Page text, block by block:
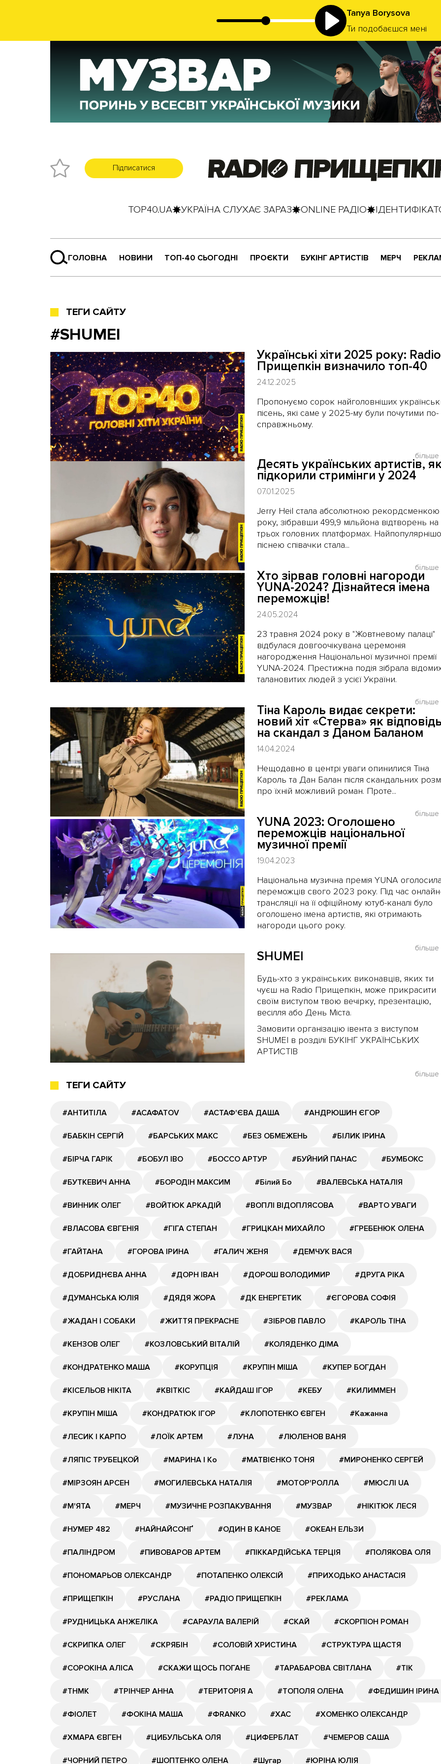
Tanya Borysova
Ти подобаєшся мені
Підписатися
TOP40.UA УКРАЇНА СЛУХАЄ ЗАРАЗ ONLINE РАДІО
ГОЛОВНА НОВИНИ ТОП-40 СЬОГОДНІ ПРОЄКТИ
NEW NAME
СУЧАСНЕ УКРАЇНСЬКЕ КАРАОКЕ
БУКІНГ АРТИСТІВ МЕРЧ
ТЕГИ САЙТУ
#SHUMEI
Українські хіти 2025 року: Radio
Прищепкін визначило топ-40
24.12.2025
Пропонуємо сорок найголовніших
пісень, які саме у 2025-му були почутими по-
справжньому.
більше
Десять українських артистів,
підкорили стримінги у 2024
07.01.2025
Jerry Heil стала абсолютною рекордсменкою
року, зібравши 499,9 мільйона відтворень на
трьох головних платформах.
піснею співачки стала...
більше
Хто зірвав головні нагороди
YUNA-2024? Дізнайтеся імена
переможців!
24.05.2024
​23 травня 2024 року в "Жовтневому палаці"
відбулася довгоочікувана церемонія
нагородження Національної музичної премії
YUNA-2024. Престижна подія зібрала
талановитих людей з усієї України.
більше
Тіна Кароль видає секрети:
новий хіт «Стерва» як
на скандал з Даном Баланом
14.04.2024
Нещодавно в центрі уваги опинилися Тіна
Кароль та Дан Балан після скандальних
про їхній можливий роман. Проте...
більше
YUNA 2023: Оголошено
переможців національної
музичної премії
19.04.2023
Національна музична премія YUNA
переможців свого 2023 року. Під час
трансляції на її офіційному ютуб-каналі було
оголошено імена артистів, які отримають
нагороди цього року.
більше
SHUMEI
Будь-хто з українських виконавців, яких ти
чуєш на Radio Прищепкін, може прикрасити
своїм виступом твою вечірку, презентацію,
весілля або День Міста.
Замовити організацію івента з виступом
SHUMEI в розділі БУКІНГ УКРАЇНСЬКИХ
АРТИСТІВ
більше
ТЕГИ САЙТУ
#АНТИТІЛА #АСАФАТОV #АСТАФ'ЄВА ДАША #АНДРЮШИН ЄГОР
#БАБКІН СЕРГІЙ #БАРСЬКИХ МАКС #БЕЗ ОБМЕЖЕНЬ #БІЛИК ІРИНА
#БІРЧА ГАРІК #БОБУЛ ІВО #БОССО АРТУР #БУЙНИЙ ПАНАС #БУМБОКС
#БУТКЕВИЧ АННА #БОРОДІН МАКСИМ #Білий Бо #ВАЛЕВСЬКА НАТАЛІЯ
#ВИННИК ОЛЕГ #ВОЙТЮК АРКАДІЙ #ВОПЛІ ВІДОПЛЯСОВА #ВАРТО УВАГИ
#ВЛАСОВА ЄВГЕНІЯ #ГІГА СТЕПАН #ГРИЦКАН МИХАЙЛО #ГРЕБЕНЮК ОЛЕНА
#ГАЙТАНА #ГОРОВА ІРИНА #ГАЛИЧ ЖЕНЯ #ДЕМЧУК ВАСЯ
#ДОБРИДНЄВА АННА #ДОРН ІВАН #ДОРОШ ВОЛОДИМИР #ДРУГА РІКА
#ДУМАНСЬКА ЮЛІЯ #ДЯДЯ ЖОРА #ДК ЕНЕРГЕТИК #ЄГОРОВА СОФІЯ
#ЖАДАН І СОБАКИ #ЖИТТЯ ПРЕКРАСНЕ #ЗІБРОВ ПАВЛО #КАРОЛЬ ТІНА
#КЕНЗОВ ОЛЕГ #КОЗЛОВСЬКИЙ ВІТАЛІЙ #КОЛЯДЕНКО ДІМА
#КОНДРАТЕНКО МАША #КОРУПЦІЯ #КРУПІН МІША #КУПЕР БОГДАН
#КІСЕЛЬОВ НІКІТА #КВІТКІС #КАЙДАШ ІГОР #КЕБУ #КИЛИММЕН
#КРУПІН МІША #КОНДРАТЮК ІГОР #КЛОПОТЕНКО ЄВГЕН #Кажанна
#ЛЕСИК І КАРПО #ЛОЇК АРТЕМ #ЛУНА #ЛЮЛЕНОВ ВАНЯ
#ЛЯПІС ТРУБЕЦКОЙ #МАРИНА І Ко #МАТВІЄНКО ТОНЯ #МИРОНЕНКО СЕРГЕЙ
#МІРЗОЯН АРСЕН #МОГИЛЕВСЬКА НАТАЛІЯ #МОТОР'РОЛЛА #МЮСЛІ UA
#М'ЯТА #МЕРЧ #МУЗИЧНЕ РОЗПАКУВАННЯ #МУЗВАР #НІКІТЮК ЛЕСЯ
#НУМЕР 482 #НАЙНАЙСОНҐ #ОДИН В КАНОЕ #ОКЕАН ЕЛЬЗИ
#ПАЛІНДРОМ #ПИВОВАРОВ АРТЕМ #ПІККАРДІЙСЬКА ТЕРЦІЯ #ПОЛЯКОВА ОЛЯ
#ПОНОМАРЬОВ ОЛЕКСАНДР #ПОТАПЕНКО ОЛЕКСІЙ #ПРИХОДЬКО АНАСТАСІЯ
#ПРИЩЕПКІН #РУСЛАНА #РАДІО ПРИЩЕПКІН #РЕКЛАМА
#РУДНИЦЬКА АНЖЕЛІКА #САРАУЛА ВАЛЕРІЙ #СКАЙ #СКОРПІОН РОМАН
#СКРИПКА ОЛЕГ #СКРЯБІН #СОЛОВІЙ ХРИСТИНА #СТРУКТУРА ЩАСТЯ
#СОРОКІНА АЛІСА #СКАЖИ ЩОСЬ ПОГАНЕ #ТАРАБАРОВА СВІТЛАНА #ТІК
#ТНМК #ТРІНЧЕР АННА #ТЕРИТОРІЯ А #ТОПОЛЯ ОЛЕНА #ФЕДИШИН ІРИНА
#ФІОЛЕТ #ФОКІНА МАША #ФRANKO #ХАС #ХОМЕНКО ОЛЕКСАНДР
#ХМАРА ЄВГЕН #ЦИБУЛЬСЬКА ОЛЯ #ЦИФЕРБЛАТ #ЧЕМЕРОВ САША
#ЧОРНИЙ ПЕТРО #ШОПТЕНКО ОЛЕНА #Шугар #ЮРІНА ЮЛІЯ